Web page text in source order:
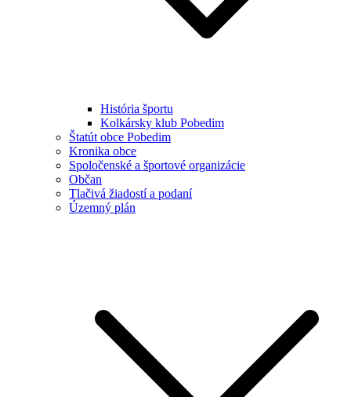
História športu
Kolkársky klub Pobedim
Štatút obce Pobedim
Kronika obce
Spoločenské a športové organizácie
Občan
Tlačivá žiadostí a podaní
Územný plán